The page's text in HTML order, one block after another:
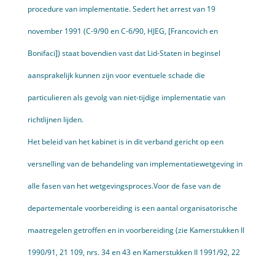
procedure van implementatie. Sedert het arrest van 19
november 1991 (C-9/90 en C-6/90, HJEG, [Francovich en
Bonifaci]) staat bovendien vast dat Lid-Staten in beginsel
aansprakelijk kunnen zijn voor eventuele schade die
particulieren als gevolg van niet-tijdige imple­mentatie van
richtlijnen lijden.
Het beleid van het kabinet is in dit verband gericht op een
versnelling van de behandeling van implementatiewetgeving in
alle fasen van het wetgevingsproces.Voor de fase van de
departementale voorbereiding is een aantal organisatorische
maatregelen getroffen en in voorbereiding (zie Kamer­stukken II
1990/91, 21 109, nrs. 34 en 43 en Kamerstukken II 1991/92, 22